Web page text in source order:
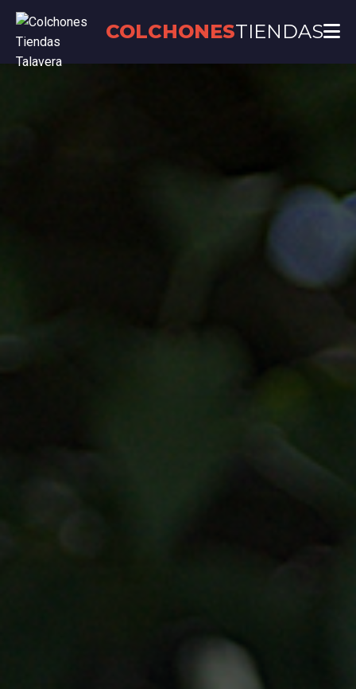
COLCHONESTIENDAS